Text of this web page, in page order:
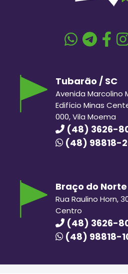
Tubarão / SC
Avenida Marcolino
Edifício Minas
000, Vila Moema
(48) 3626-
(48) 98818-
Braço do Norte
Rua Raulino Horn,
Centro
(48) 3626-
(48) 98818-